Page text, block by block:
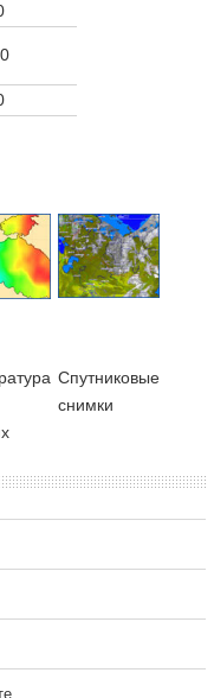
Cпутниковые
снимки